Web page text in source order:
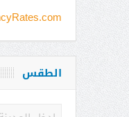
الطقس